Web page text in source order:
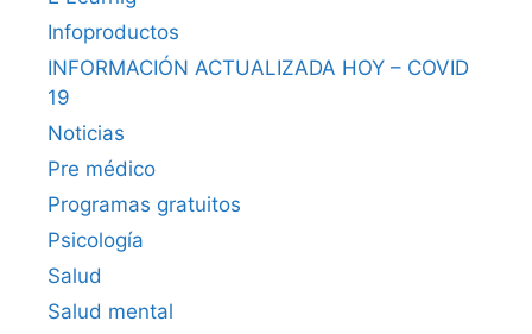
Infoproductos
INFORMACIÓN ACTUALIZADA HOY – COVID
19
Noticias
Pre médico
Programas gratuitos
Psicología
Salud
Salud mental